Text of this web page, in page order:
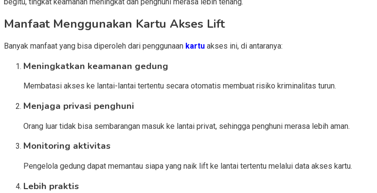
Manfaat Menggunakan Kartu Akses Lift
Banyak manfaat yang bisa diperoleh dari penggunaan kartu akses ini, di antaranya:
Meningkatkan keamanan gedung
Membatasi akses ke lantai-lantai tertentu secara otomatis membuat risiko kriminalitas turun.
Menjaga privasi penghuni
Orang luar tidak bisa sembarangan masuk ke lantai privat, sehingga penghuni merasa lebih aman.
Monitoring aktivitas
Pengelola gedung dapat memantau siapa yang naik lift ke lantai tertentu melalui data akses kartu.
Lebih praktis